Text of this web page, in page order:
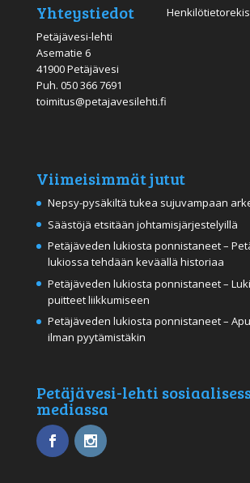
Yhteystiedot
Petäjävesi-lehti
Asematie 6
41900 Petäjävesi
Puh. 050 366 7691
toimitus@petajavesilehti.fi
Viimeisimmät jutut
Nepsy-pysäkiltä tukea sujuvampaan
Säästöjä etsitään johtamisjärjestelyillä
Petäjäveden lukiosta ponnistaneet –
lukiossa tehdään keväällä historiaa
Petäjäveden lukiosta ponnistaneet –
puitteet liikkumiseen
Petäjäveden lukiosta ponnistaneet –
ilman pyytämistäkin
Petäjävesi-lehti
mediassa